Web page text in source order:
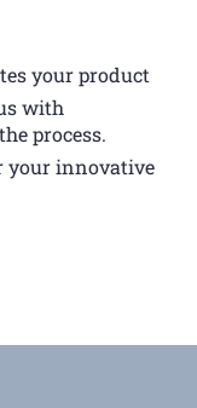
your product
with
process.
your innovative